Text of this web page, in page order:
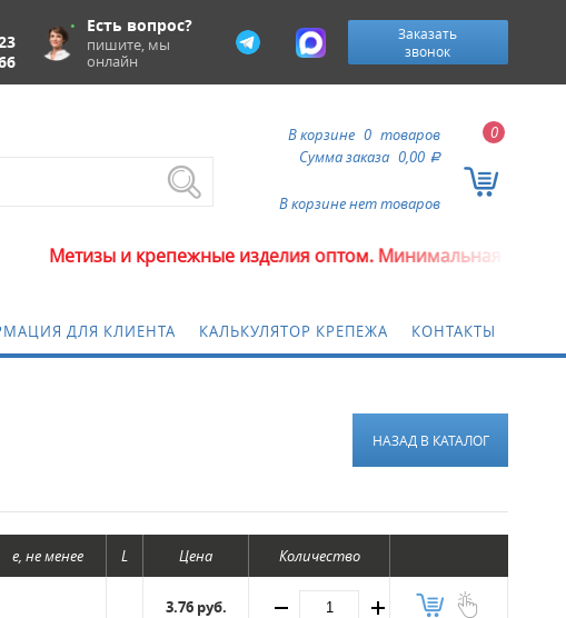
Есть вопрос?
пишите, мы
онлайн
Заказать
звонок
0
В корзине 0 товаров
Сумма заказа 0,00 a
В корзине нет товаров
Метизы и крепежные изделия оптом. Минимальная сумма
ДЛЯ КЛИЕНТА КАЛЬКУЛЯТОР КРЕПЕЖА КОНТАКТЫ
НАЗАД В КАТАЛОГ
е, не менее L Цена Количество
3.76 руб.